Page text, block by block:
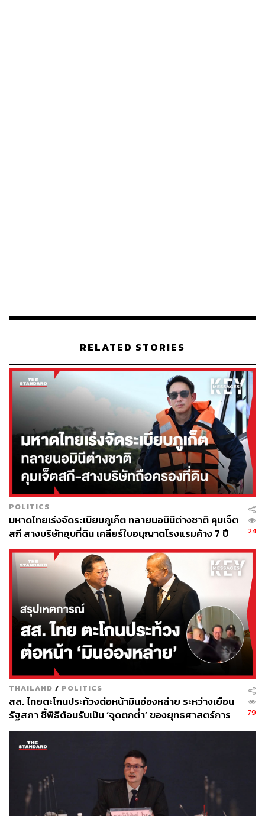
รูปแบบการลงมือในครั้งนี้แสดงให้เห็นถึงความเป็นระบบที่มี
กำลังพลที่มีทักษะทางด้านรบพิเศษ โดยมีการแบ่งหน้าที่กัน
ทำงานอย่างชัดเจน ประกอบไปด้วย ทีมสะกดรอย ทีมชี้เป้า
และทีมสังหาร
5 ผู้ต้องหา และโครงข่ายความสัมพันธ์ ‘คนกันเอง’
เจ้าหน้าที่ตำรวจสามารถจับกุมผู้ต้องหาที่ร่วมขบวนการได้ทั้ง
5 คน
สมพร ลังเดช (หมวดพร): อดีตทหารสังกัดนาวิกโยธิน
รับหน้าที่เป็นผู้ประสานงาน จัดเตรียมแผนการ และชี้
เป้าหมาย
อลาวี อาแว: รับหน้าที่เป็นคนขับรถที่ใช้ในการก่อเหตุ
สุนทร พรหมภักดี: เจ้าของอู่รถที่รับหน้าที่ชำแหละและ
แยกชิ้นส่วนรถยนต์เพื่อทำลายพยานหลักฐาน
ธนภัทร วัฒนภิญโญ: อดีตทหารพราน รับหน้าที่เป็น
มือปืนสังหาร
ร.อ.วิโรจน์ เกตุมณี: อดีตทหารสังกัดนาวิกโยธิน รับ
หน้าที่เป็นมือปืนสังหาร ซึ่งเป็นผู้ต้องหารายสุดท้ายที่ถูก
เจ้าหน้าที่รวบตัวได้บริเวณช่องทางธรรมชาติ อำเภอ
สังขละบุรี จังหวัดกาญจนบุรี ในขณะที่กำลังเตรียมตัว
หลบหนีออกนอกประเทศเพื่อข้ามไปยังประเทศเมียนมา
มีรายงานว่าความสัมพันธ์ของกลุ่มผู้ต้องหาชุดนี้ มีความ
เชื่อมโยงกันอย่างใกล้ชิดและซับซ้อน ทั้งในมิติของเครือข่าย
อดีตกำลังพลทางทหาร และความสนิทสนมเป็นการส่วนตัว
สมาชิกหลักของทีมสังหารชุดนี้ล้วนมีภูมิหลังด้านการทหาร
ในระดับผู้เชี่ยวชาญ โดย ร.อ.วิโรจน์ และ สมพร (หมวดพร)
ต่างก็เป็นอดีตทหารในสังกัดนาวิกโยธินด้วยกัน ในขณะที่ธน
ภัทรเป็นอดีตทหารพราน
RELATED STORIES
POLITICS
มหาดไทยเร่งจัดระเบียบภูเก็ต ทลายนอมินีต่างชาติ คุมเจ็ต
สกี สางบริษัทฮุบที่ดิน เคลียร์ใบอนุญาตโรงแรมค้าง 7 ปี
24
THAILAND / POLITICS
สส. ไทยตะโกนประท้วงต่อหน้ามินอ่องหล่าย ระหว่างเยือน
รัฐสภา ชี้พิธีต้อนรับเป็น ‘จุดตกต่ำ’ ของยุทธศาสตร์การ
ทูตไทย
79